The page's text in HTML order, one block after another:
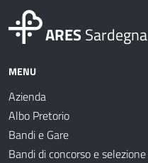
ARESSardegna
MENU
Azienda
Albo Pretorio
Bandi e Gare
Bandi di concorso e selezione